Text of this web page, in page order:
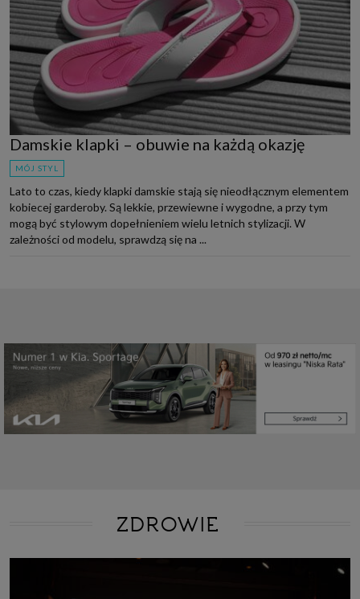
Damskie klapki – obuwie na każdą okazję
MÓJ STYL
Lato to czas, kiedy klapki damskie stają się nieodłącznym elementem
kobiecej garderoby. Są lekkie, przewiewne i wygodne, a przy tym
mogą być stylowym dopełnieniem wielu letnich stylizacji. W
zależności od modelu, sprawdzą się na ...
ZDROWIE